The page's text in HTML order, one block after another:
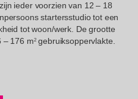
ieder voorzien van 12 – 18
startersstudio tot een
tot woon/werk. De grootte
– 176 m2gebruiksoppervlakte.